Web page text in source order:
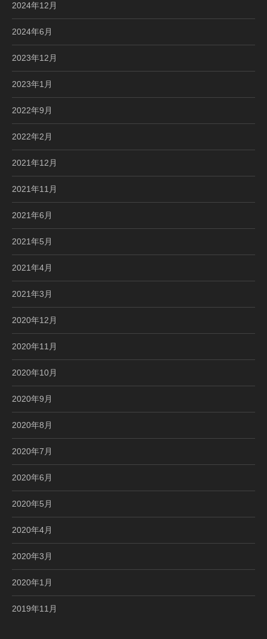
2024年12月
2024年6月
2023年12月
2023年1月
2022年9月
2022年2月
2021年12月
2021年11月
2021年6月
2021年5月
2021年4月
2021年3月
2020年12月
2020年11月
2020年10月
2020年9月
2020年8月
2020年7月
2020年6月
2020年5月
2020年4月
2020年3月
2020年1月
2019年11月